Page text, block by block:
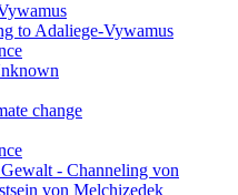
to Adaliege-Vywamus
change
- Channeling von
von Melchizedek